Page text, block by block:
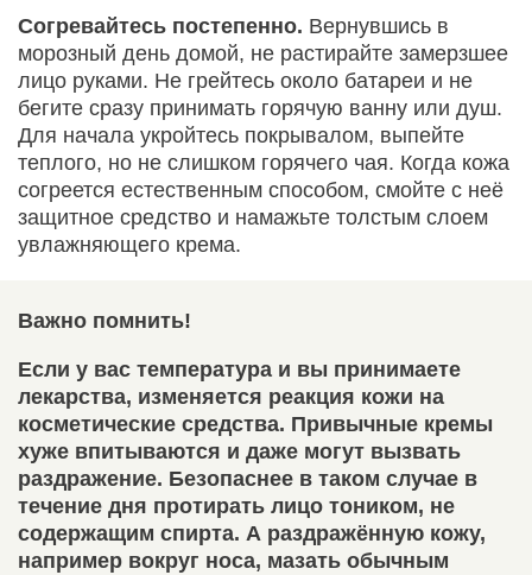
Согревайтесь постепенно. Вернувшись в
морозный день домой, не растирайте замерзшее
лицо руками. Не грейтесь около батареи и не
бегите сразу принимать горячую ванну или душ.
Для начала укройтесь покрывалом, выпейте
теплого, но не слишком горячего чая. Когда кожа
согреется естественным способом, смойте с неё
защитное средство и намажьте толстым слоем
увлажняющего крема.
Важно помнить!
Если у вас температура и вы принимаете
лекарства, изменяется реакция кожи на
косметические средства. Привычные кремы
хуже впитываются и даже могут вызвать
раздражение. Безопаснее в таком случае в
течение дня протирать лицо тоником, не
содержащим спирта. А раздражённую кожу,
например вокруг носа, мазать обычным